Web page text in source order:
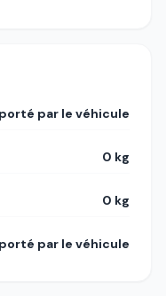
par le véhicule
0 kg
0 kg
par le véhicule